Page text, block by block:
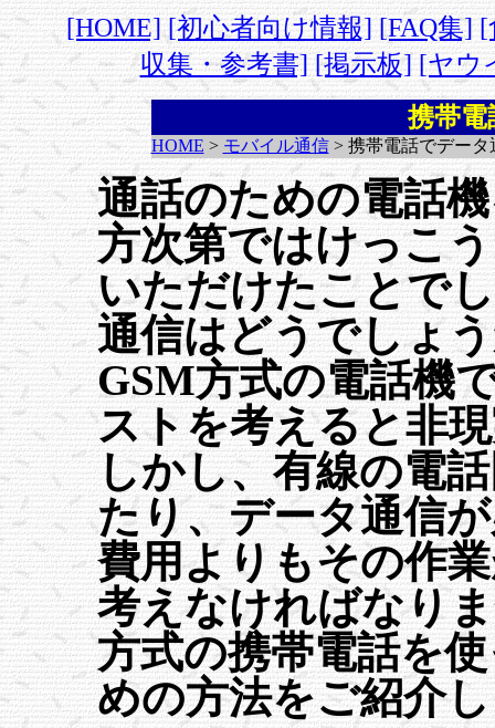
[HOME] [初心者向け情報] [FAQ集] [
収集・参考書] [掲示板] [ヤウ
携帯電
HOME > モバイル通信> 携帯電話でデータ
通話のための電話
方次第ではけっこ
いただけたことで
通信はどうでしょ
GSM方式の電話機
ストを考えると非
しかし、有線の電
たり、データ通信
費用よりもその作
考えなければなり
方式の携帯電話を
めの方法をご紹介